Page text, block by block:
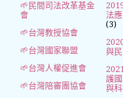
🌱民間司法改革基金
會
🌱台灣教授協會
🌱台灣國家聯盟
🌱台灣人權促進會
🌱台灣陪審團協會
法
(3)
與
護
與